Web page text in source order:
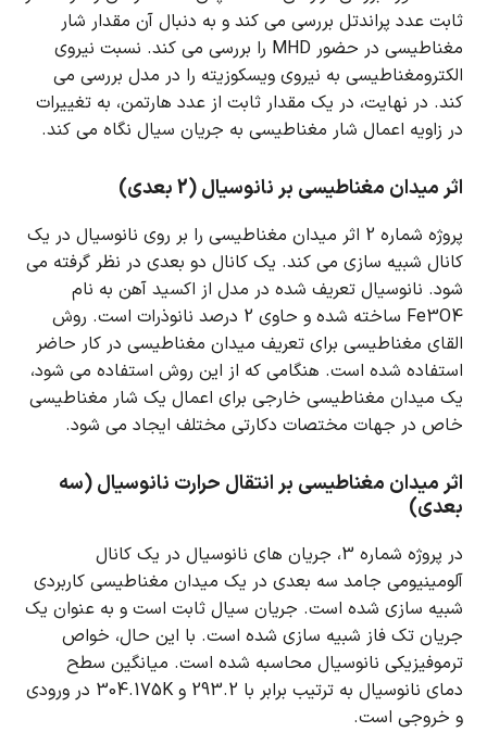
ثابت عدد پراندتل بررسی می کند و به دنبال آن مقدار شار
مغناطیسی در حضور MHD را بررسی می کند.
نسبت نیروی
الکترومغناطیسی به نیروی ویسکوزیته را در مدل بررسی می
کند. در نهایت، در یک مقدار ثابت از عدد هارتمن، به تغییرات
در زاویه اعمال شار مغناطیسی به جریان سیال نگاه می کند.
اثر میدان مغناطیسی بر نانوسیال (2 بعدی)
پروژه شماره 2 اثر میدان مغناطیسی را بر روی نانوسیال در یک
کانال شبیه سازی می کند. یک کانال دو بعدی در نظر گرفته می
شود. نانوسیال تعریف شده در مدل از اکسید آهن به نام
Fe3O4 ساخته شده و حاوی 2 درصد نانوذرات است.
روش
القای مغناطیسی برای تعریف میدان مغناطیسی در کار حاضر
استفاده شده است. هنگامی که از این روش استفاده می شود،
یک میدان مغناطیسی خارجی برای اعمال یک شار مغناطیسی
خاص در جهات مختصات دکارتی مختلف ایجاد می شود.
اثر میدان مغناطیسی بر انتقال حرارت نانوسیال (سه
بعدی)
در پروژه شماره 3، جریان های نانوسیال در یک کانال
آلومینیومی جامد سه بعدی در یک میدان مغناطیسی کاربردی
شبیه سازی شده است. جریان سیال ثابت است و به عنوان یک
جریان تک فاز شبیه سازی شده است. با این حال، خواص
ترموفیزیکی نانوسیال محاسبه شده است. میانگین سطح
دمای نانوسیال به ترتیب برابر با 293.2 و 304.175K در ورودی
و خروجی است.